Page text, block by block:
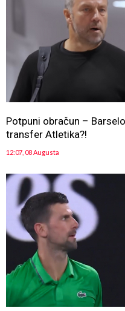
Potpuni obračun –
transfer Atletika?!
12:07, 08 Augusta